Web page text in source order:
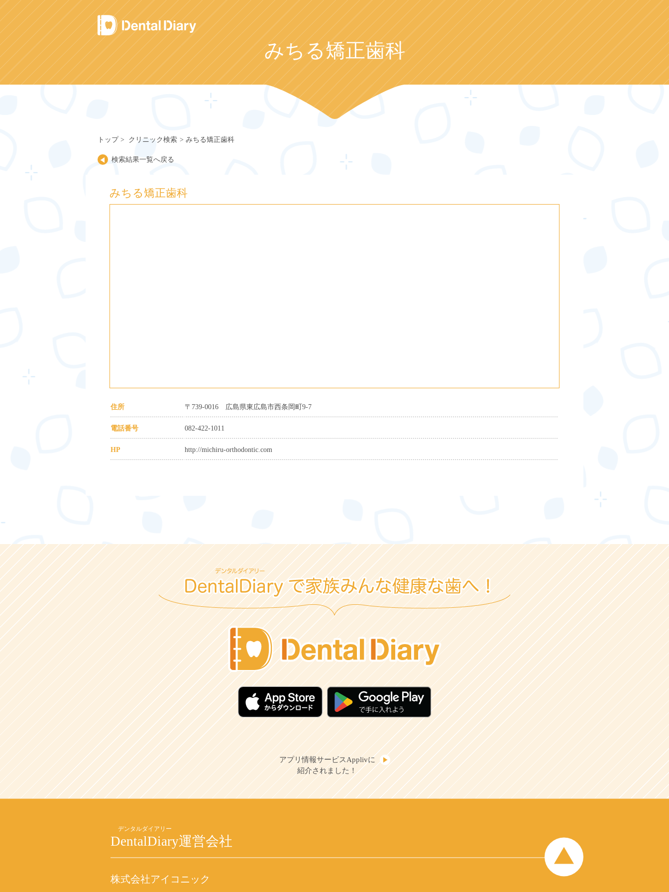
Skip
to
content
みちる矯正歯科
トップ クリニック検索 みちる矯正歯科
検索結果一覧へ戻る
みちる矯正歯科
住所 〒739-0016 広島県東広島市西条岡町9-7
電話番号 082-422-1011
HP http://michiru-orthodontic.com
アプリ情報サービスApplivに
紹介されました！
DentalDiary運営会社
株式会社アイコニック